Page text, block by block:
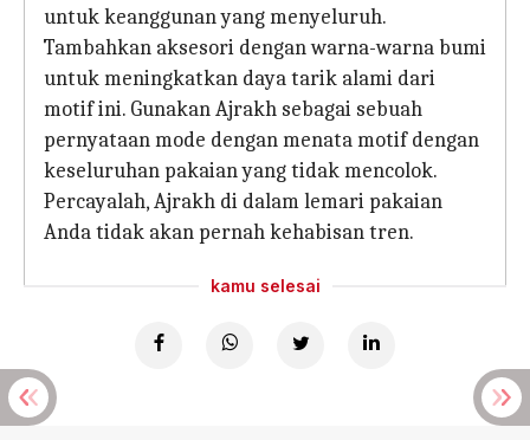
untuk keanggunan yang menyeluruh.
Tambahkan aksesori dengan warna-warna bumi
untuk meningkatkan daya tarik alami dari
motif ini. Gunakan Ajrakh sebagai sebuah
pernyataan mode dengan menata motif dengan
keseluruhan pakaian yang tidak mencolok.
Percayalah, Ajrakh di dalam lemari pakaian
Anda tidak akan pernah kehabisan tren.
kamu selesai